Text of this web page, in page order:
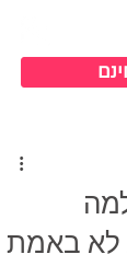
לא באמת